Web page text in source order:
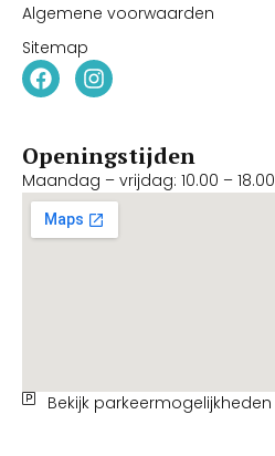
Algemene voorwaarden
Sitemap
Openingstijden
Maandag – vrijdag: 10.00 – 18.00
Bekijk parkeermogelijkheden